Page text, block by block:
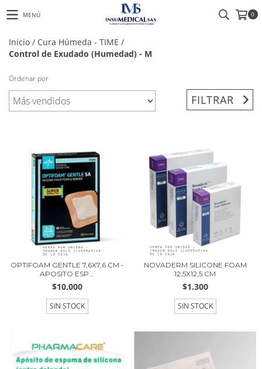
MENÚ 0
Inicio / Cura Húmeda - TIME /
Control de Exudado (Humedad) - M
Ordenar por
FILTRAR
OPTIFOAM GENTLE 7,6X7,6 CM -
APOSITO ESP...
$10.000
SIN STOCK
NOVADERM SILICONE FOAM
12,5X12,5 CM
$1.300
SIN STOCK